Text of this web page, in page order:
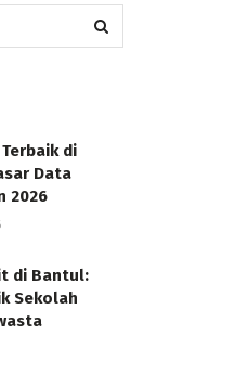
di
Data
2026
di Bantul:
Sekolah